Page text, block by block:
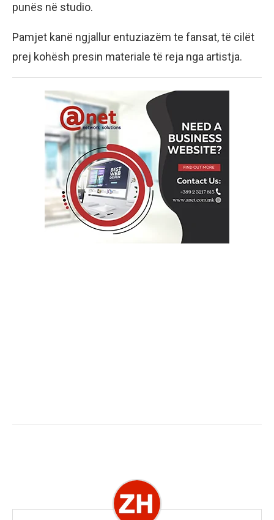
punës në studio.
Pamjet kanë ngjallur entuziazëm te fansat, të cilët
prej kohësh presin materiale të reja nga artistja.